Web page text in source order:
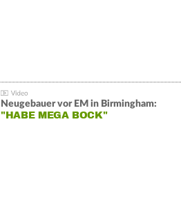
Neugebauer vor EM in Birmingham:
"HABE MEGA BOCK"